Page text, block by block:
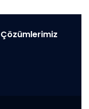
Çözümlerimiz